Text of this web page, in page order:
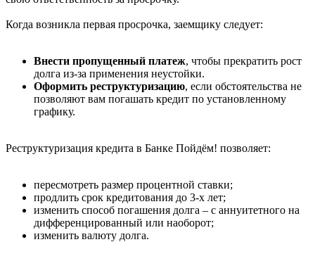
Когда возникла первая просрочка, заемщику следует:
Внести пропущенный платеж, чтобы прекратить рост
долга из-за применения неустойки.
Оформить реструктуризацию, если обстоятельства не
позволяют вам погашать кредит по установленному
графику.
Реструктуризация кредита в Банке Пойдём! позволяет:
пересмотреть размер процентной ставки;
продлить срок кредитования до 3-х лет;
изменить способ погашения долга – с аннуитетного на
дифференцированный или наоборот;
изменить валюту долга.